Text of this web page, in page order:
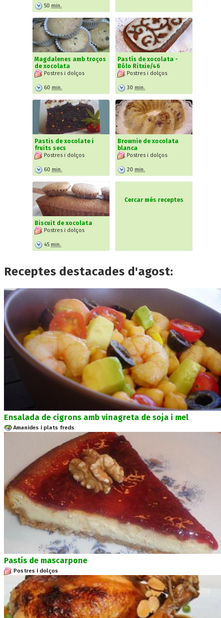
50 min.
Magdalenes amb troços
de xocolata
Postres i dolços
60 min.
Pastís de xocolata -
Bôlo Ritxie/46
Postres i dolços
30 min.
Pastis de xocolate i
fruits secs
Postres i dolços
60 min.
Brownie de xocolata
blanca
Postres i dolços
20 min.
Biscuit de xocolata
Postres i dolços
45 min.
Cercar més receptes
Receptes destacades d'agost:
Ensalada de cigrons amb vinagreta de soja i mel
Amanides i plats freds
Pastís de mascarpone
Postres i dolços